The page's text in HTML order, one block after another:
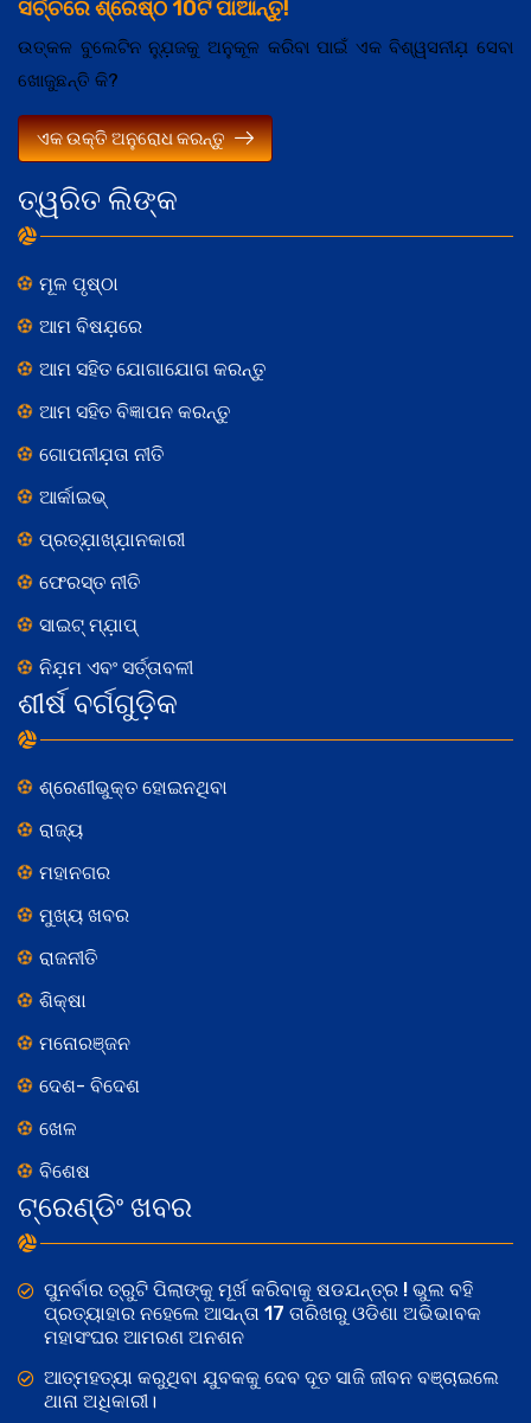
ତ୍ୱରିତ ଲିଙ୍କ
ମୂଳ ପୃଷ୍ଠା
ଆମ ବିଷଯ଼ରେ
ଆମ ସହିତ ଯୋଗାଯୋଗ କରନ୍ତୁ
ଆମ ସହିତ ବିଜ୍ଞାପନ କରନ୍ତୁ
ଗୋପନୀଯ଼ତା ନୀତି
ଆର୍କାଇଭ୍
ପ୍ରତ୍ଯ଼ାଖ୍ଯ଼ାନକାରୀ
ଫେରସ୍ତ ନୀତି
ସାଇଟ୍ ମ୍ଯ଼ାପ୍
ନିଯ଼ମ ଏବଂ ସର୍ତ୍ତାବଳୀ
ଶୀର୍ଷ ବର୍ଗଗୁଡ଼ିକ
ଶ୍ରେଣୀଭୁକ୍ତ ହୋଇନଥିବା
ରାଜ୍ୟ
ମହାନଗର
ମୁଖ୍ୟ ଖବର
ରାଜନୀତି
ଶିକ୍ଷା
ମନୋରଞ୍ଜନ
ଦେଶ- ବିଦେଶ
ଖେଳ
ବିଶେଷ
ଟ୍ରେଣ୍ଡିଂ ଖବର
ପୁନର୍ବାର ତ୍ରୁଟି ପିଲାଙ୍କୁ ମୂର୍ଖ କରିବାକୁ ଷଡଯନ୍ତ୍ର ! ଭୁଲ ବହି
ପ୍ରତ୍ୟାହାର ନହେଲେ ଆସନ୍ତା 17 ତାରିଖରୁ ଓଡିଶା ଅଭିଭାବକ
ମହାସଂଘର ଆମରଣ ଅନଶନ
ଆତ୍ମହତ୍ୟା କରୁଥିବା ଯୁବକକୁ ଦେବ ଦୂତ ସାଜି ଜୀବନ ବଞ୍ଚାଇଲେ
ଥାନା ଅଧିକାରୀ।
ସର୍ଚ୍ଚରେ ଶ୍ରେଷ୍ଠ 10ଟି ପାଆନ୍ତୁ!
ଉତ୍କଳ ବୁଲେଟିନ ନ୍ଯ଼ୁଜକୁ ଅନୁକୂଳ କରିବା ପାଇଁ ଏକ ବିଶ୍ୱସନୀଯ଼ ସେବା
ଖୋଜୁଛନ୍ତି କି?
ଏକ ଉକ୍ତି ଅନୁରୋଧ କରନ୍ତୁ